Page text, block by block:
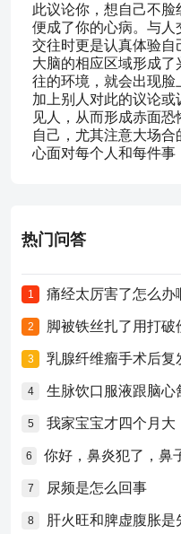
此议论你，想自己不
便成了你的心病。与人
交往时更是认真体验自
大脑的相应区域形成
往的环境，就会出现脸
加上别人对此的议论
见人，从而形成赤面
自己，尤其注意大场
心面对每个人和每件事
热门问答
1 痛经太厉害了怎么办
2 脚被铁丝扎了用打破
3 乳腺纤维瘤手术后复
4 生脉饮口服液跟脑心
5 我家宝宝才四个月大
6
7 尿频是怎么回事
8 肝火旺和脾虚腹胀是